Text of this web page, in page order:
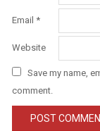
Email *
Website
Save my name,
comment.